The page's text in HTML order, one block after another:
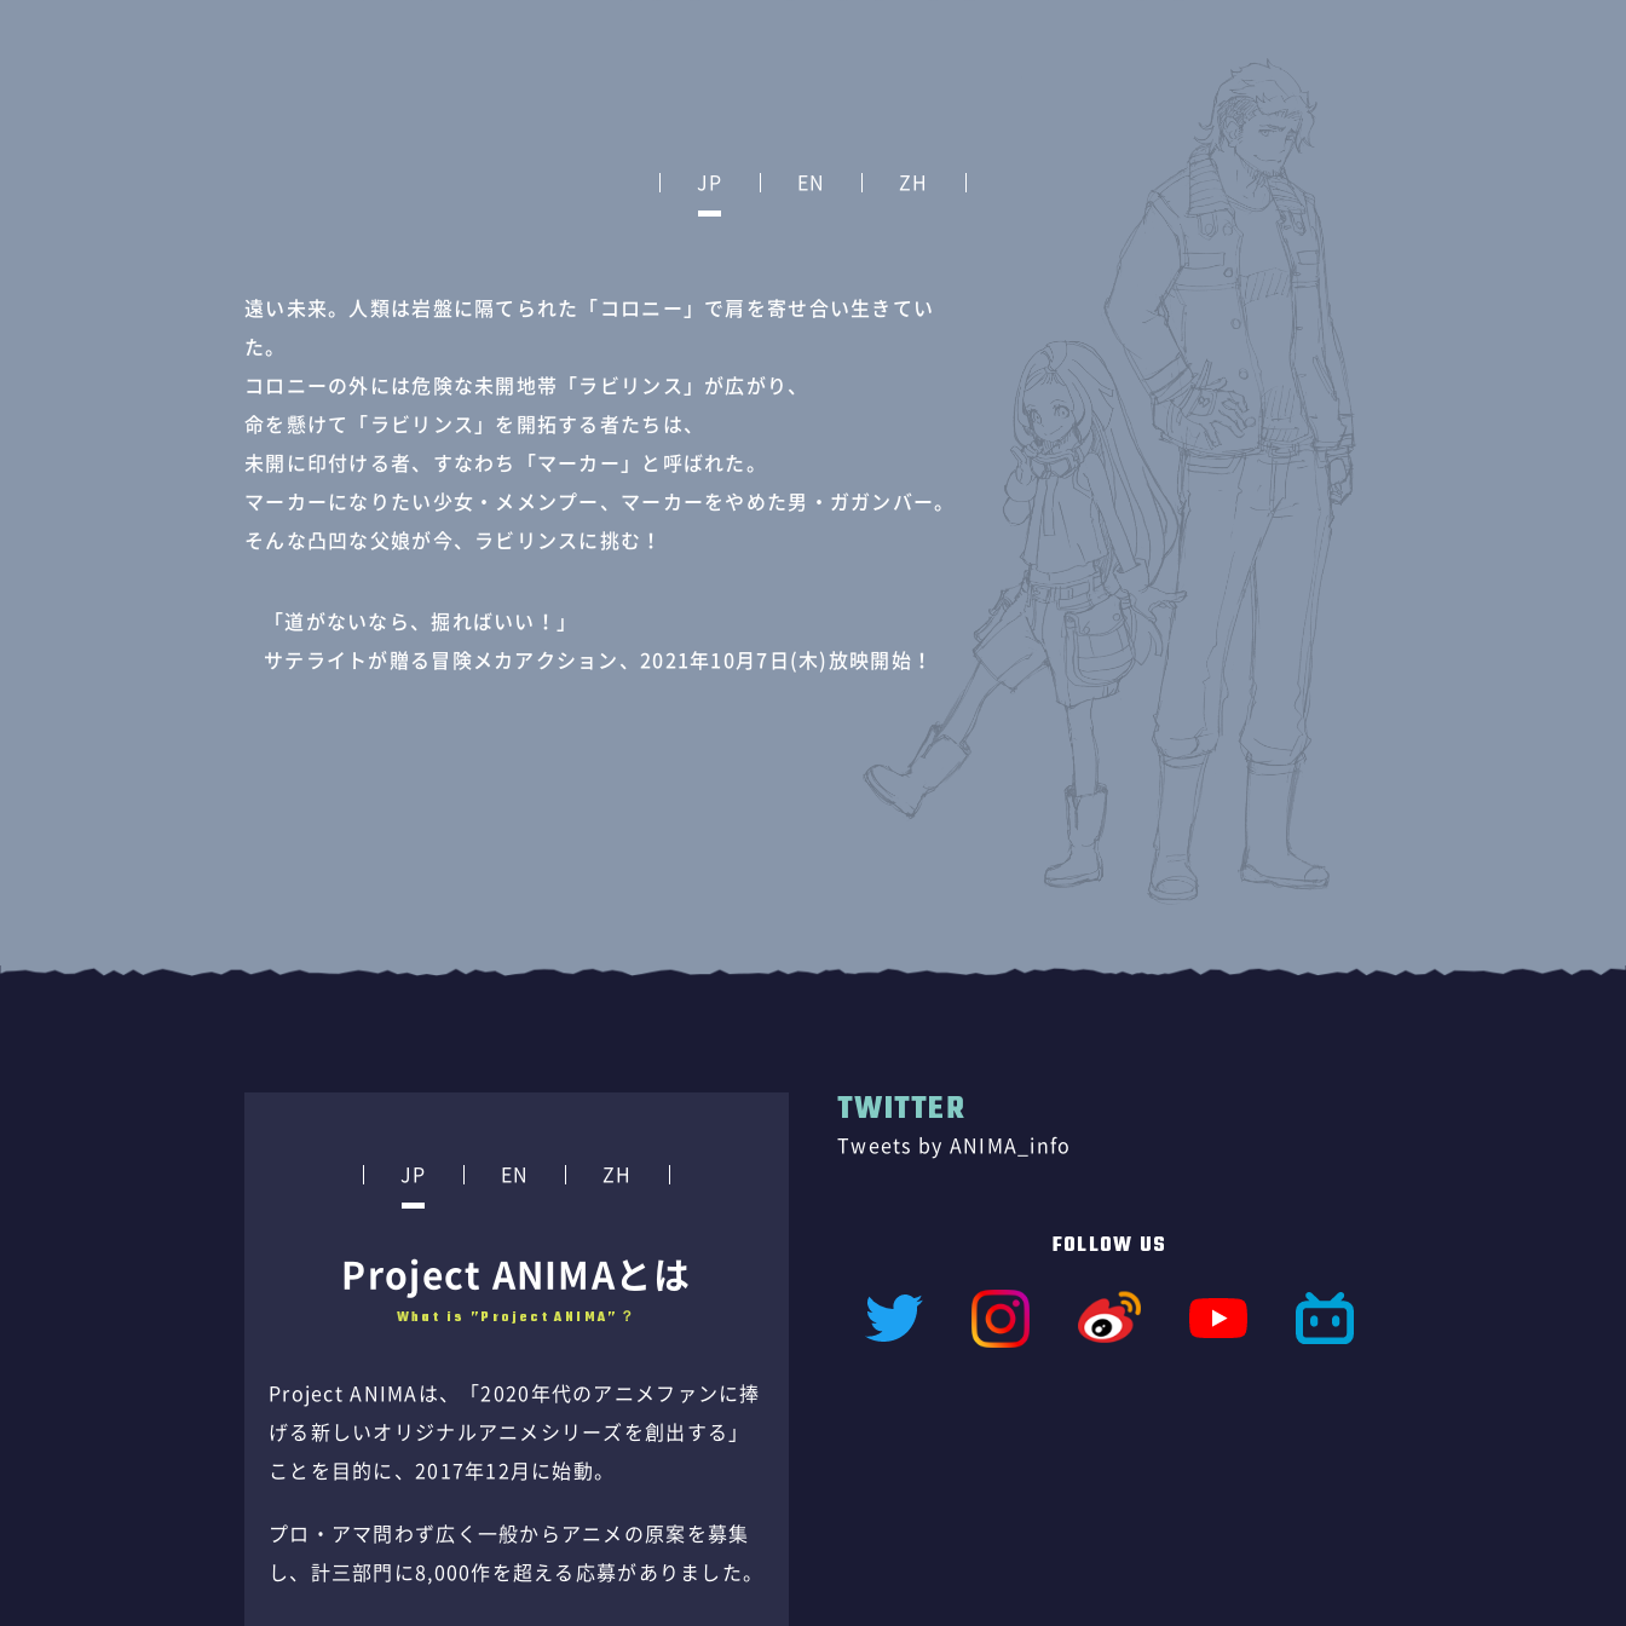
JP EN ZH
遠い未来。人類は岩盤に隔てられた「コロニー」で肩を寄せ合い生きてい
た。
コロニーの外には危険な未開地帯「ラビリンス」が広がり、
命を懸けて「ラビリンス」を開拓する者たちは、
未開に印付ける者、すなわち「マーカー」と呼ばれた。
マーカーになりたい少女・メメンプー、マーカーをやめた男・ガガンバー。
そんな凸凹な父娘が今、ラビリンスに挑む！
「道がないなら、掘ればいい！」
サテライトが贈る冒険メカアクション、2021年10月7日(木)放映開始！
JP EN ZH
Project ANIMAとは
What is ”Project ANIMA”？
Project ANIMAは、「2020年代のアニメファンに捧
げる新しいオリジナルアニメシリーズを創出する」
ことを目的に、2017年12月に始動。
プロ・アマ問わず広く一般からアニメの原案を募集
し、計三部門に8,000作を超える応募がありました。
TWITTER
Tweets by ANIMA_info
FOLLOW US